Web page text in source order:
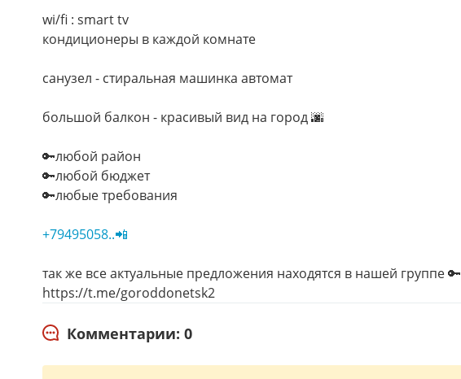
wi/fi : smart tv
кондиционеры в каждой комнате
санузел - стиральная машинка автомат
большой балкон - красивый вид на город 🌆
🔑любой район
🔑любой бюджет
🔑любые требования
+79495058..📲
так же все актуальные предложения находятся в нашей группе 🔑
https://t.me/goroddonetsk2
Комментарии: 0